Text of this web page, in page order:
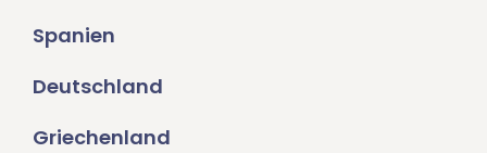
Spanien
Deutschland
Griechenland